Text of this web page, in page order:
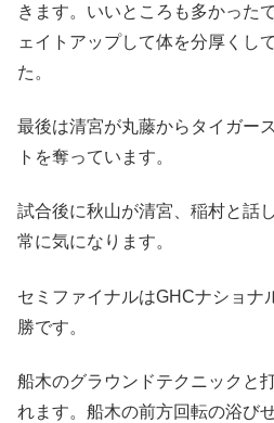
きます。いいところも多かった
ェイトアップして体を分厚くし
た。
最後は清宮が丸藤からタイガー
トを奪っています。
試合後に秋山が清宮、稲村と話
常に気になります。
セミファイナルはGHCナショナ
勝です。
船木のグラウンドテクニックと
れます。船木の前方回転の浴び